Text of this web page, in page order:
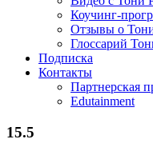
Коучинг-
Отзывы о
Глоссарий
Подписка
Контакты
Партнерская
Edutainment
15.5